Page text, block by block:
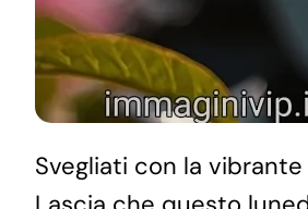
Svegliati con la